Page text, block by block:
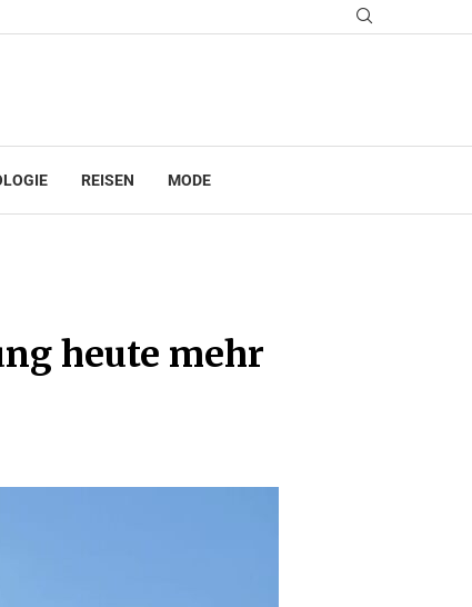
REISEN MODE
heute mehr